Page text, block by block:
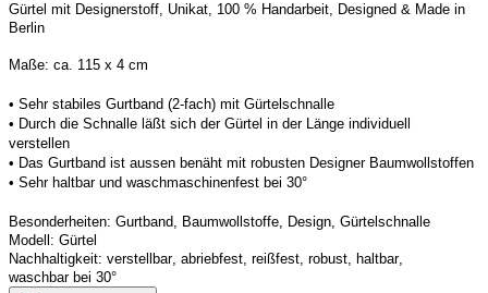
Gürtel mit Designerstoff, Unikat, 100 % Handarbeit, Designed & Made in
Berlin
Maße: ca. 115 x 4 cm
• Sehr stabiles Gurtband (2-fach) mit Gürtelschnalle
• Durch die Schnalle läßt sich der Gürtel in der Länge individuell
verstellen
• Das Gurtband ist aussen benäht mit robusten Designer Baumwollstoffen
• Sehr haltbar und waschmaschinenfest bei 30°
Besonderheiten: Gurtband, Baumwollstoffe, Design, Gürtelschnalle
Modell: Gürtel
Nachhaltigkeit: verstellbar, abriebfest, reißfest, robust, haltbar,
waschbar bei 30°